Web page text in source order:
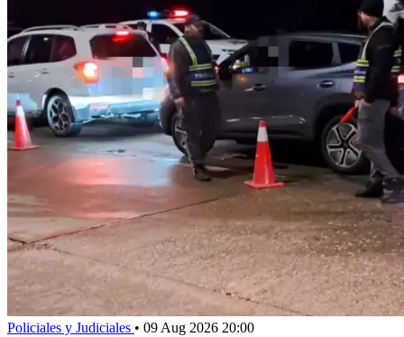
Policiales y Judiciales • 09 Aug 2026 20:00